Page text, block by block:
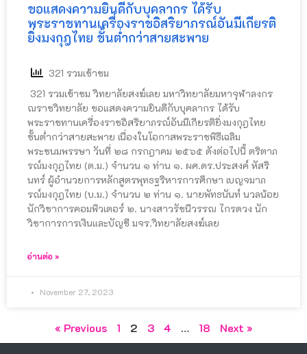
ขอแสดงความยินดีกับบุคลากร ได้รับ
พระราชทานเครื่องราชอิสริยาภรณ์อันมีเกียรติ
ยิ่งมงกุฎไทย ชั้นต่ำกว่าสายสะพาย
321 รวมเข้าชม
321 รวมเข้าชม วิทยาลัยสงฆ์เลย มหาวิทยาลัยมหาจุฬาลงกร
ณราชวิทยาลัย ขอแสดงความยินดีกับบุคลากร ได้รับ
พระราชทานเครื่องราชอิสริยาภรณ์อันมีเกียรติยิ่งมงกุฎไทย
ชั้นต่ำกว่าสายสะพาย เนื่องในโอกาสพระราชพิธีเฉลิม
พระชนมพรรษา วันที่ ๒๘ กรกฎาคม ๒๕๖๕ ดังต่อไปนี้ ตริตาภ
รณ์มงกุฎไทย (ต.ม.) จำนวน ๑ ท่าน ๑. ผศ.ดร.ประสงค์ หัสริ
นทร์ ผู้อำนวยการหลักสูตรพุทธฐริหารการศึกษา เบญจมาภ
รณ์มงกุฎไทย (บ.ม.) จำนวน ๒ ท่าน ๑. นายพัทธนันท์ นวลน้อย
นักวิชาการคอมพิวเตอร์ ๒. นางสาวรัชนีวรรณ ไกรดวง นัก
วิชาการการเงินและบัญชี มจร.วิทยาลัยสงฆ์เลย
อ่านต่อ »
November 27, 2023
« Previous 1 2 3 4 … 18 Next »